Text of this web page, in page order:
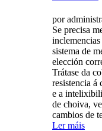
por
Se precisa
sistema de
elección
Trátase da
resistencia á
e a
de choiva,
cambios de
Ler máis